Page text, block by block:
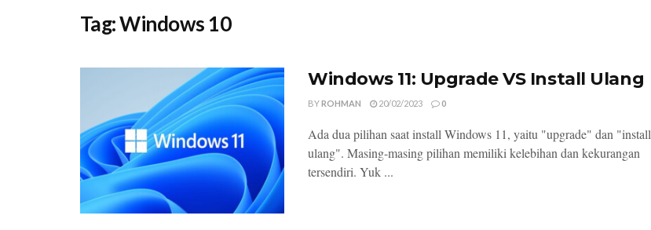
Tag:Windows 10
Windows 11: Upgrade VS Install Ulang
BYROHMAN 20/02/2023 0
Ada dua pilihan saat install Windows 11, yaitu "upgrade" dan "install
ulang". Masing-masing pilihan memiliki kelebihan dan kekurangan
tersendiri. Yuk ...